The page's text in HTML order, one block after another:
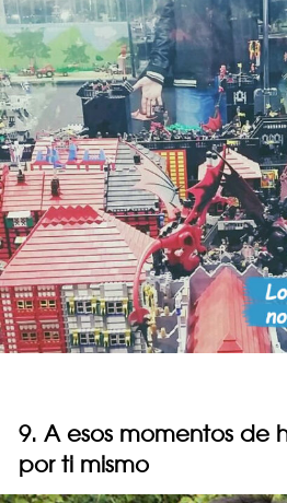
9. A esos momentos de
por ti mismo